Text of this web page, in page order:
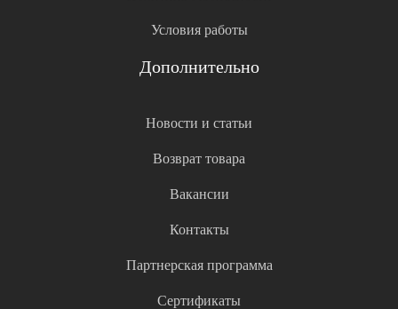
Условия работы
Дополнительно
Новости и статьи
Возврат товара
Вакансии
Контакты
Партнерская программа
Сертификаты